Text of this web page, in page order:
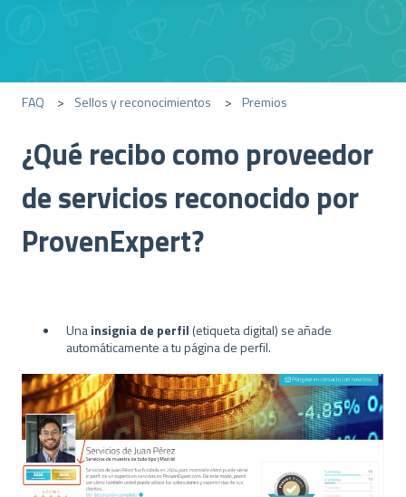
FAQ Sellos y reconocimientos Premios
¿Qué recibo como proveedor
de servicios reconocido por
ProvenExpert?
Unainsignia de perfil (etiqueta digital) se añade
automáticamente a tu página de perfil.